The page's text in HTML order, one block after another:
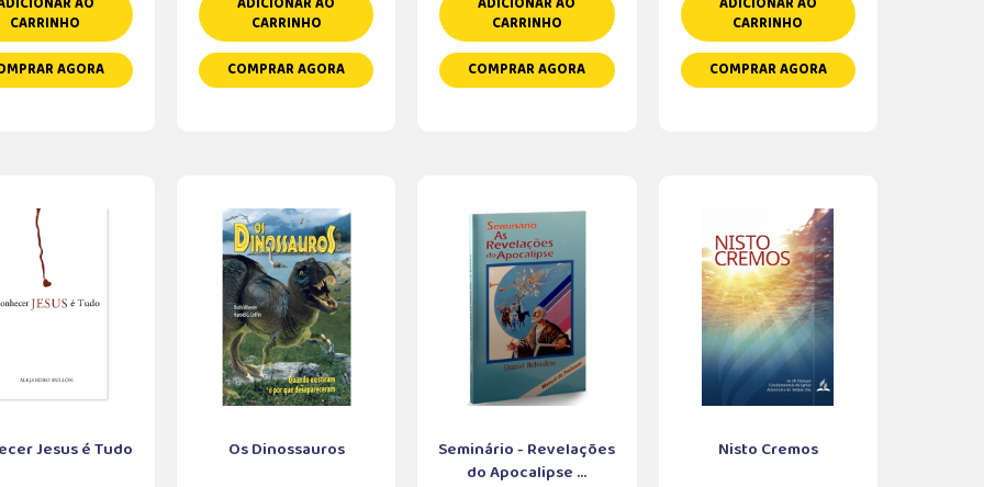
CARRINHO
AGORA
CARRINHO
COMPRAR AGORA
CARRINHO
COMPRAR AGORA
CARRINHO
COMPRAR AGORA
Jesus é Tudo Os Dinossauros
Seminário - Revelações
do Apocalipse ...
Nisto Cremos